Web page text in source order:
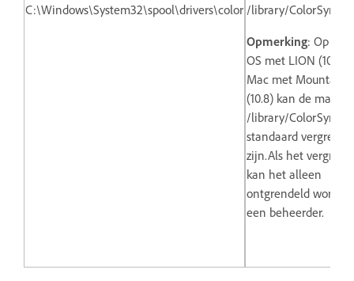
C:\Windows\System32\spool\drivers\color /library/ColorSync/
Opmerking: Op
OS met LION (10.7)
Mac met Mountain
(10.8) kan de map
/library/ColorSync/
standaard
zijn.Als het
kan het alleen
ontgrendeld worden
een beheerder.